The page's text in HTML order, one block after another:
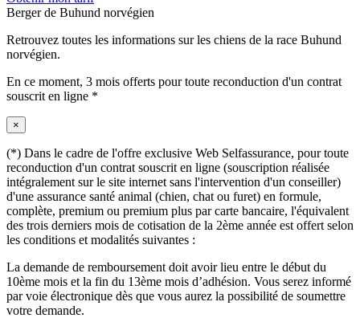
Berger de Buhund norvégien
Retrouvez toutes les informations sur les chiens de la race Buhund
norvégien.
En ce moment, 3 mois offerts pour toute reconduction d'un contrat
souscrit en ligne *
×
(*) Dans le cadre de l'offre exclusive Web Selfassurance, pour toute
reconduction d'un contrat souscrit en ligne (souscription réalisée
intégralement sur le site internet sans l'intervention d'un conseiller)
d'une assurance santé animal (chien, chat ou furet) en formule,
complète, premium ou premium plus par carte bancaire, l'équivalent
des trois derniers mois de cotisation de la 2ème année est offert selon
les conditions et modalités suivantes :
La demande de remboursement doit avoir lieu entre le début du
10ème mois et la fin du 13ème mois d’adhésion. Vous serez informé
par voie électronique dès que vous aurez la possibilité de soumettre
votre demande.